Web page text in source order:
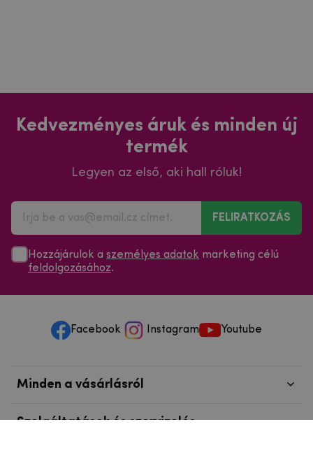
Kedvezményes áruk és minden új
termék
Legyen az első, aki hall róluk!
FELIRATKOZÁS
Hozzájárulok a személyes adatok marketing célú
feldolgozásához.
Facebook Instagram Youtube
Minden a vásárlásról
Szolgáltatások és szervizelés